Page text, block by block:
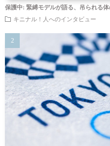
保護中: 緊縛モデルが語る、吊られる
キニナル！人へのインタビュー